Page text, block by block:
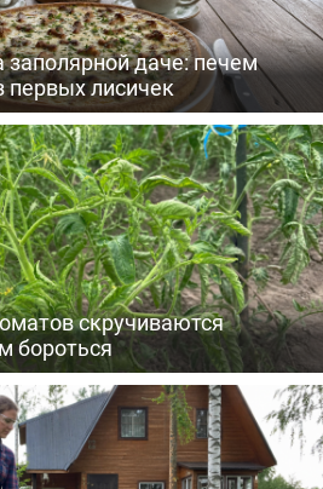
даче: печем
первых лисичек
скручиваются
бороться